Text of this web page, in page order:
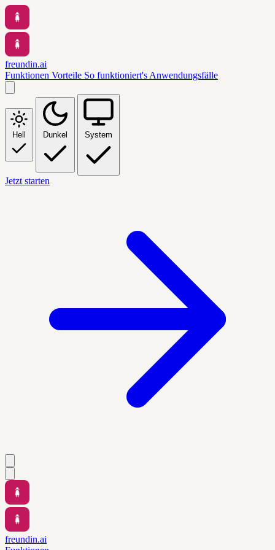
freundin.ai
Funktionen Vorteile So funktioniert's Anwendungsfälle
Hell Dunkel System
Jetzt starten
freundin.ai